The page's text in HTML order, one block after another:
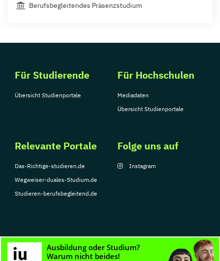
Berufsbegleitendes Präsenzstudium
Für Studierende
Übersicht Studienportale
Für Hochschulen
Mediadaten
Übersicht Studienportale
Relevante Portale
Das-Richtige-studieren.de
Wegweiser-duales-Studium.de
Studieren-berufsbegleitend.de
Folge uns auf
Instagram
© Copyright 2026, TarGroup Media GmbH